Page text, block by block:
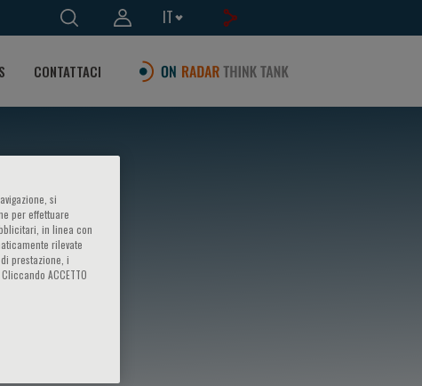
IT
CONTATTACI
si
per effettuare
in linea con
rilevate
prestazione, i
ACCETTO